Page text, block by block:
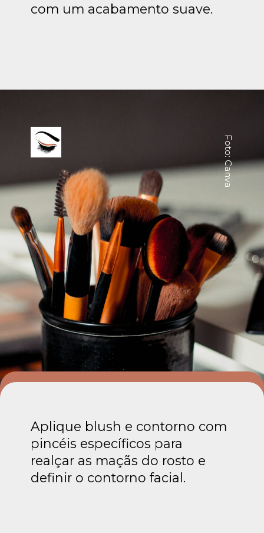
com um acabamento suave.
Aplique blush e contorno com
pincéis específicos para
realçar as maçãs do rosto e
definir o contorno facial.
Foto: Canva